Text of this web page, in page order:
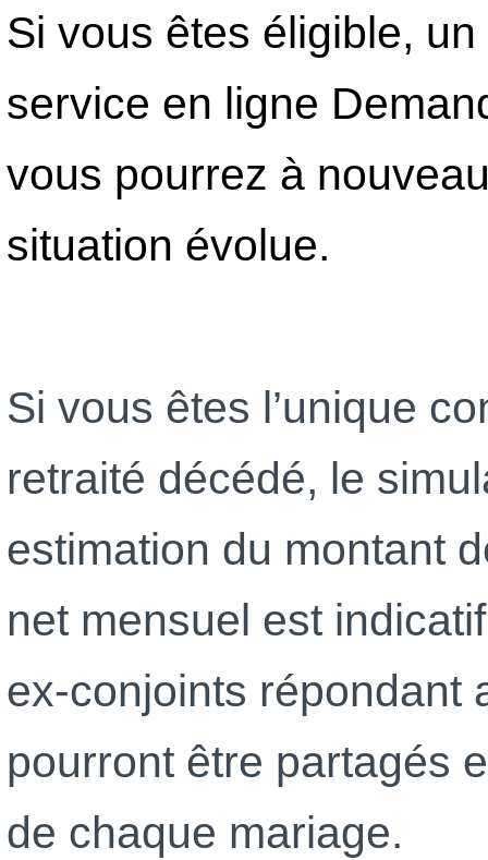
Si vous êtes éligible,
service en ligne
vous pourrez à
situation évolue.
Si vous êtes l’unique
retraité décédé, le
estimation du montant
net mensuel est
ex-conjoints répondant
pourront être partagés
de chaque mariage.